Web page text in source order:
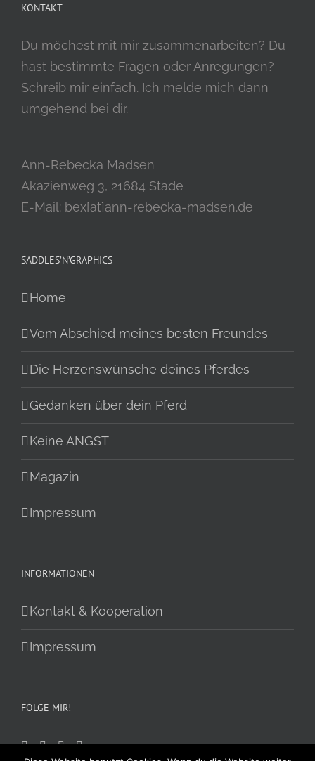
KONTAKT
Du möchest mit mir zusammenarbeiten? Du
hast bestimmte Fragen oder Anregungen?
Schreib mir einfach. Ich melde mich dann
umgehend bei dir.
Ann-Rebecka Madsen
Akazienweg 3, 21684 Stade
E-Mail: bex[at]ann-rebecka-madsen.de
SADDLES’N’GRAPHICS
Home
Vom Abschied meines besten Freundes
Die Herzenswünsche deines Pferdes
Gedanken über dein Pferd
Keine ANGST
Magazin
Impressum
INFORMATIONEN
Kontakt & Kooperation
Impressum
FOLGE MIR!